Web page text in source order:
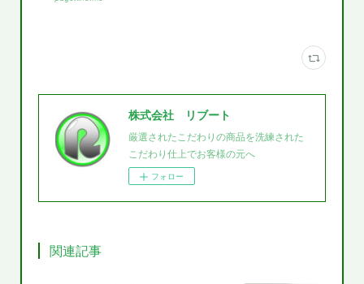
株式会社 リブート
厳選されたこだわりの商品を洗練された
こだわり仕上でお客様の元へ
フォロー
関連記事